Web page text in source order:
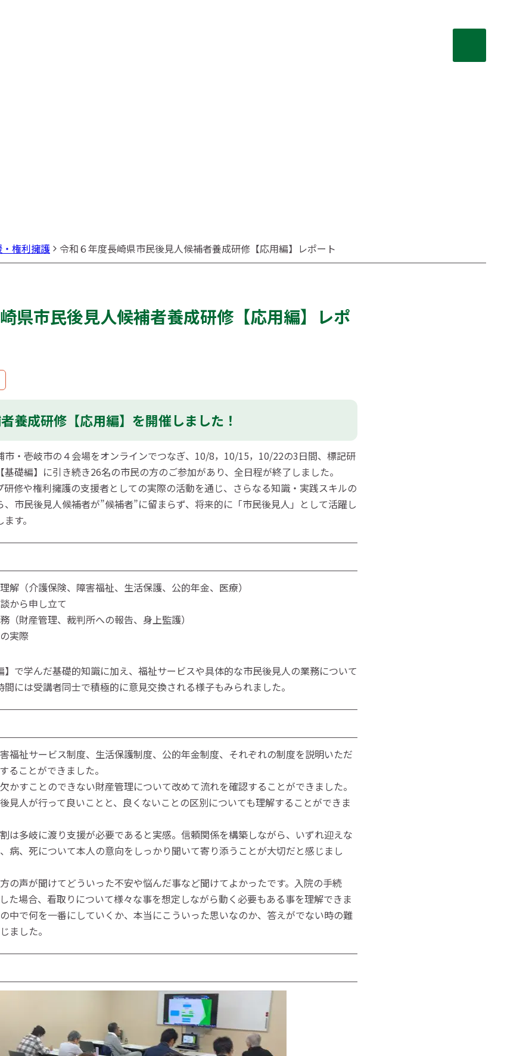
権利擁護 令和６年度長崎県市民後見人候補者養成研修【応用編】レポート
県市民後見人候補者養成研修【応用編】レポ
養成研修【応用編】を開催しました！
・壱岐市の４会場をオンラインでつなぎ、10/8，10/15，10/22の3日間、標記研
礎編】に引き続き26名の市民の方のご参加があり、全日程が終了しました。
修や権利擁護の支援者としての実際の活動を通じ、さらなる知識・実践スキルの
市民後見人候補者が”候補者”に留まらず、将来的に「市民後見人」として活躍 し
す。
解（介護保険、障害福祉、生活保護、公的年金、医療）
から申し立て
（財産管理、裁判所への報告、身上監護）
人の活動の実際
】で学んだ基礎的知識に加え、福祉サービスや具体的な市民後見人の業務について
には受講者同士で積極的に意見交換される様子もみられました。
福祉サービス制度、生活保護制度、公的年金制度、それぞれの制度を説明いただ
ることができました。
かすことのできない財産管理について改めて流れを確認することができました。
見人が行って良いことと、良くないことの区別についても理解することができま
は多岐に渡り支援が必要であると実感。信頼関係を構築しながら、いずれ迎えな
病、死について本人の意向をしっかり聞いて寄り添うことが大切だと感じまし
の声が聞けてどういった不安や悩んだ事など聞けてよかったです。入院の手続
た場合、看取りについて様々な事を想定しながら動く必要もある事を理解できま
中で何を一番にしていくか、本当にこういった思いなのか、答えがでない時の難
ました。